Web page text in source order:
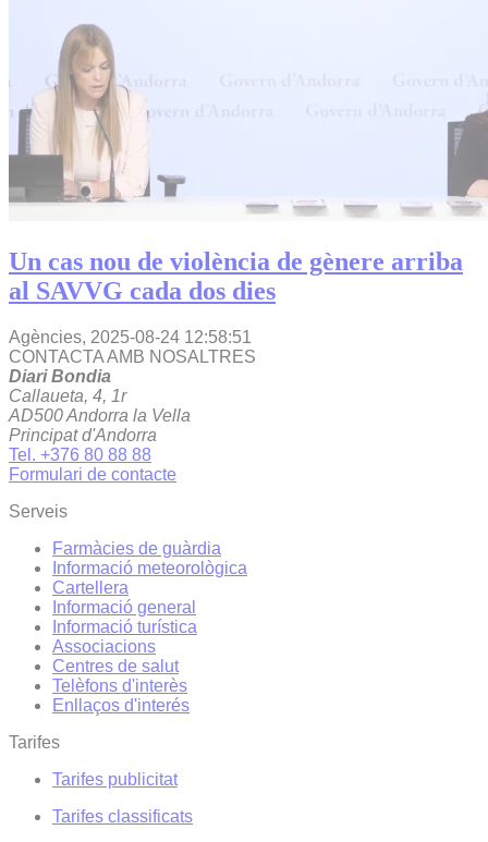
Un cas nou de violència de gènere arriba
al SAVVG cada dos dies
Agències, 2025-08-24 12:58:51
CONTACTA AMB NOSALTRES
Diari Bondia
Callaueta, 4, 1r
AD500 Andorra la Vella
Principat d'Andorra
Tel. +376 80 88 88
Formulari de contacte
Serveis
Farmàcies de guàrdia
Informació meteorològica
Cartellera
Informació general
Informació turística
Associacions
Centres de salut
Telèfons d'interès
Enllaços d'interés
Tarifes
Tarifes publicitat
Tarifes classificats